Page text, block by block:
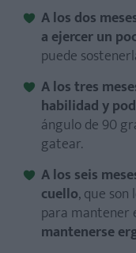
A los dos
a ejercer un
puede
A los tres
habilidad y
ángulo de 90
gatear.
A los seis
cuello, que
para mantener
mantenerse